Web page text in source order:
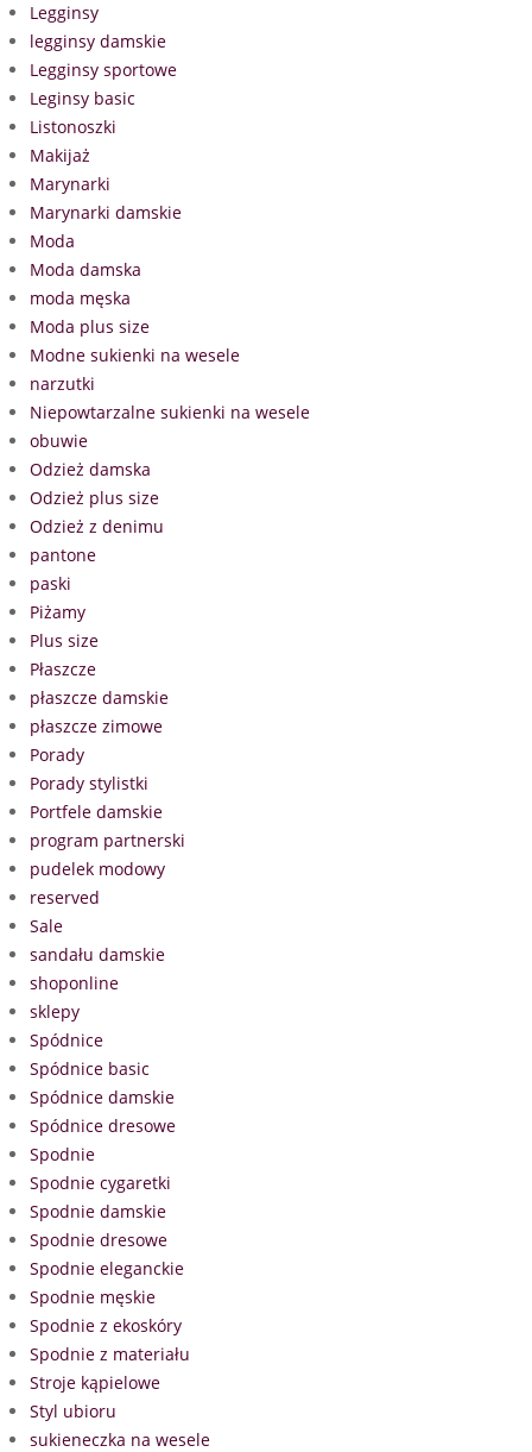
Legginsy
legginsy damskie
Legginsy sportowe
Leginsy basic
Listonoszki
Makijaż
Marynarki
Marynarki damskie
Moda
Moda damska
moda męska
Moda plus size
Modne sukienki na wesele
narzutki
Niepowtarzalne sukienki na wesele
obuwie
Odzież damska
Odzież plus size
Odzież z denimu
pantone
paski
Piżamy
Plus size
Płaszcze
płaszcze damskie
płaszcze zimowe
Porady
Porady stylistki
Portfele damskie
program partnerski
pudelek modowy
reserved
Sale
sandału damskie
shoponline
sklepy
Spódnice
Spódnice basic
Spódnice damskie
Spódnice dresowe
Spodnie
Spodnie cygaretki
Spodnie damskie
Spodnie dresowe
Spodnie eleganckie
Spodnie męskie
Spodnie z ekoskóry
Spodnie z materiału
Stroje kąpielowe
Styl ubioru
sukieneczka na wesele